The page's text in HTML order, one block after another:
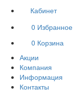
Кабинет
0 Избранное
0 Корзина
Акции
Компания
Информация
Контакты